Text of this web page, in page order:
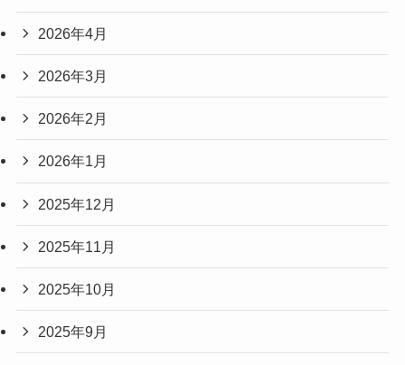
2026年4月
2026年3月
2026年2月
2026年1月
2025年12月
2025年11月
2025年10月
2025年9月